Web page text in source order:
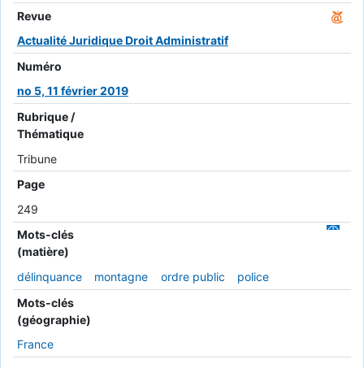
Revue
Actualité Juridique Droit Administratif
Numéro
no 5, 11 février 2019
Rubrique /
Thématique
Tribune
Page
249
Mots-clés
(matière)
délinquance
montagne ordre public
police
Mots-clés
(géographie)
France